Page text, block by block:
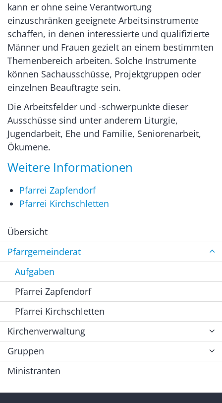
kann er ohne seine Verantwortung
einzuschränken geeignete Arbeitsinstrumente
schaffen, in denen interessierte und qualifizierte
Männer und Frauen gezielt an einem bestimmten
Themenbereich arbeiten. Solche Instrumente
können Sachausschüsse, Projektgruppen oder
einzelnen Beauftragte sein.
Die Arbeitsfelder und -schwerpunkte dieser
Ausschüsse sind unter anderem Liturgie,
Jugendarbeit, Ehe und Familie, Seniorenarbeit,
Ökumene.
Weitere Informationen
Pfarrei Zapfendorf
Pfarrei Kirchschletten
Übersicht
Pfarrgemeinderat
Aufgaben
Pfarrei Zapfendorf
Pfarrei Kirchschletten
Kirchenverwaltung
Gruppen
Ministranten